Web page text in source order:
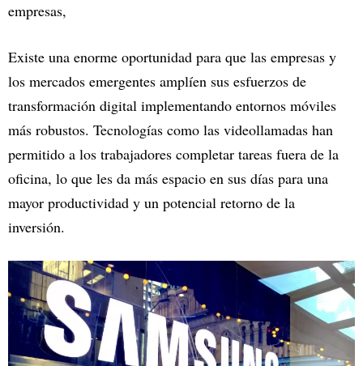
empresas,
Existe una enorme oportunidad para que las empresas y
los mercados emergentes amplíen sus esfuerzos de
transformación digital implementando entornos móviles
más robustos. Tecnologías como las videollamadas han
permitido a los trabajadores completar tareas fuera de la
oficina, lo que les da más espacio en sus días para una
mayor productividad y un potencial retorno de la
inversión.